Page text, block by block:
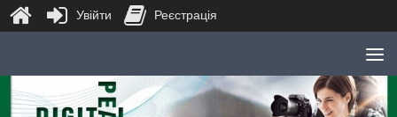
Skip to content
Увійти Реєстрація